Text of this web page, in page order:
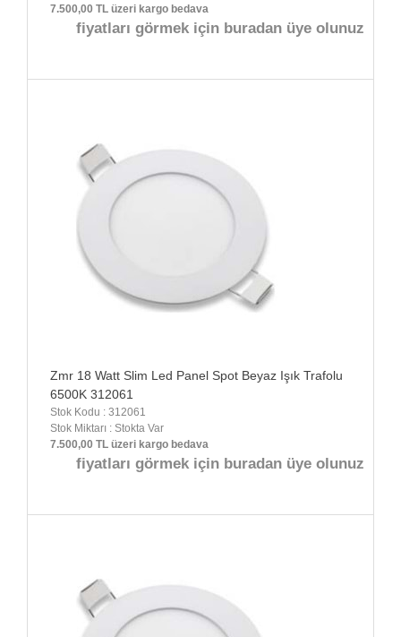
7.500,00 TL üzeri kargo bedava
fiyatları görmek için buradan üye olunuz
Zmr 18 Watt Slim Led Panel Spot Beyaz Işık Trafolu
6500K 312061
Stok Kodu : 312061
Stok Miktarı : Stokta Var
7.500,00 TL üzeri kargo bedava
fiyatları görmek için buradan üye olunuz